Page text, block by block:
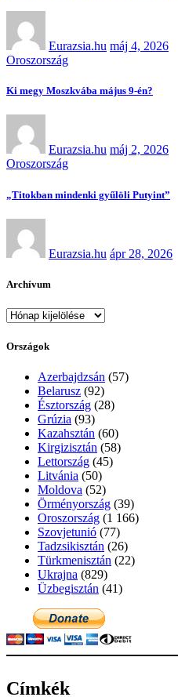
Eurazsia.hu máj 4, 2026
Oroszország
Ki megy Moszkvába május 9-én?
Eurazsia.hu máj 2, 2026
Oroszország
„Titokban mindenki gyűlöli Putyint”
Eurazsia.hu ápr 28, 2026
Archívum
Archívum
Országok
Azerbajdzsán (57)
Belarusz (92)
Észtország (28)
Grúzia (93)
Kazahsztán (60)
Kirgizisztán (58)
Lettország (45)
Litvánia (50)
Moldova (52)
Örményország (39)
Oroszország (1 166)
Szovjetunió (77)
Tadzsikisztán (26)
Türkmenisztán (22)
Ukrajna (829)
Üzbegisztán (41)
Címkék